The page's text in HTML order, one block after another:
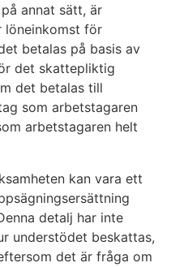
annat sätt, är
löneinkomst för
betalas på basis av
det skattepliktig
det betalas till
som arbetstagaren
arbetstagaren helt
kan vara ett
detalj har inte
understödet beskattas,
det är fråga om